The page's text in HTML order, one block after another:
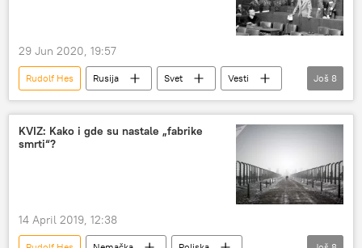
29 Jun 2020, 19:57
Rudolf Hes Rusija Svet
Vesti
Intervjui
Analize i mišljenja
Nacistička Nemačka
Adolf Hitler
Britanija
Još 8
KVIZ: Kako i gde su nastale „fabrike
smrti“?
14 April 2019, 12:38